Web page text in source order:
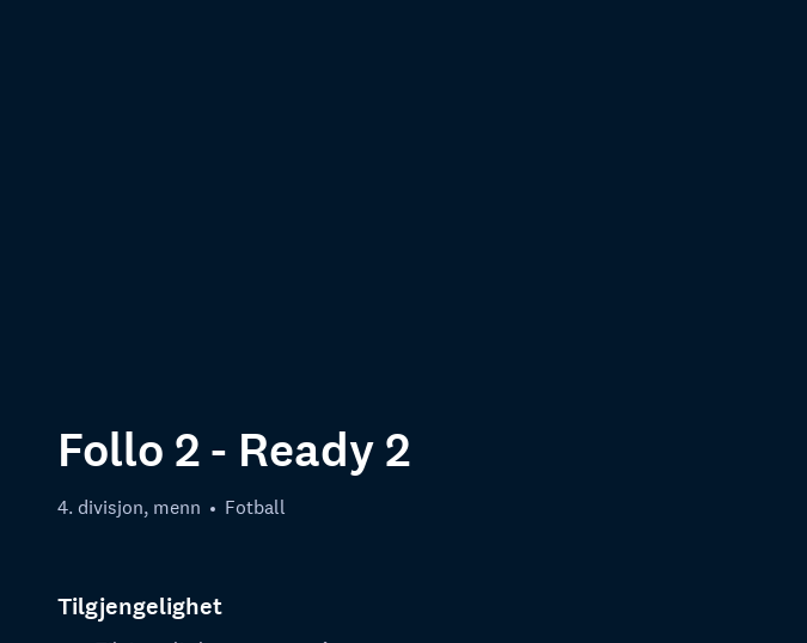
Follo 2 - Ready 2
4. divisjon, menn Fotball
Tilgjengelighet